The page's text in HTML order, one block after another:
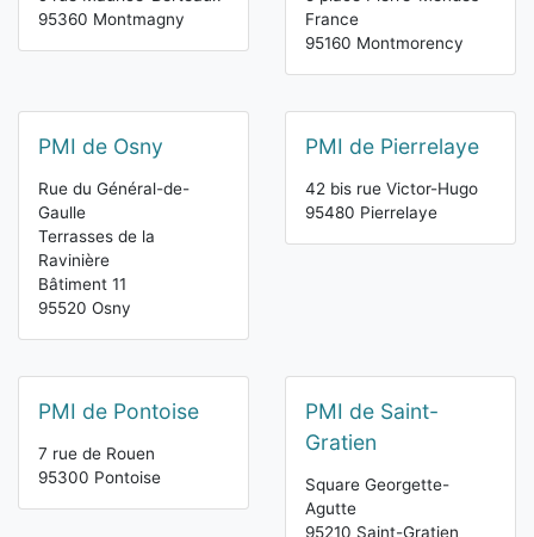
95360 Montmagny
France
95160 Montmorency
PMI de Osny
Rue du Général-de-
Gaulle
Terrasses de la
Ravinière
Bâtiment 11
95520 Osny
PMI de Pierrelaye
42 bis rue Victor-Hugo
95480 Pierrelaye
PMI de Pontoise
7 rue de Rouen
95300 Pontoise
PMI de Saint-
Gratien
Square Georgette-
Agutte
95210 Saint-Gratien